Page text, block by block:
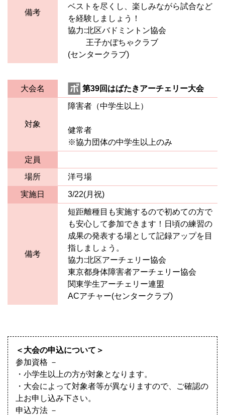
備考
ベストを尽くし、楽しみながら試合など
を経験しましょう！
協力:北区バドミントン協会
王子かぼちゃクラブ
(センタークラブ)
大会名 第39回はばたきアーチェリー大会
対象
障害者（中学生以上）
健常者
※協力団体の中学生以上のみ
定員
場所
洋弓場
実施日 3/22(月祝)
備考
短距離種目も実施するので初めての方で
も安心して参加できます！日頃の練習の
成果の発表する場として記録アップを目
指しましょう。
協力:北区アーチェリー協会
東京都身体障害者アーチェリー協会
関東学生アーチェリー連盟
ACアチャー(センタークラブ)
＜大会の申込について＞
参加資格 －
・小学生以上の方が対象となります。
・大会によって対象者等が異なりますので、ご確認の
上お申し込み下さい。
申込方法 －